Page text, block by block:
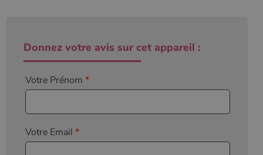
Donnez votre avis sur cet appareil :
Votre Prénom *
Votre Email *